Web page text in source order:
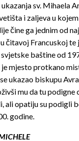
sv. Mihaela
i zaljeva u
čine ga jednim od
čitavoj Francuskoj te
baštine od
mjesto protkano
ukazao biskupu
mu da tu podigne
ali opatiju su podigli
godine.